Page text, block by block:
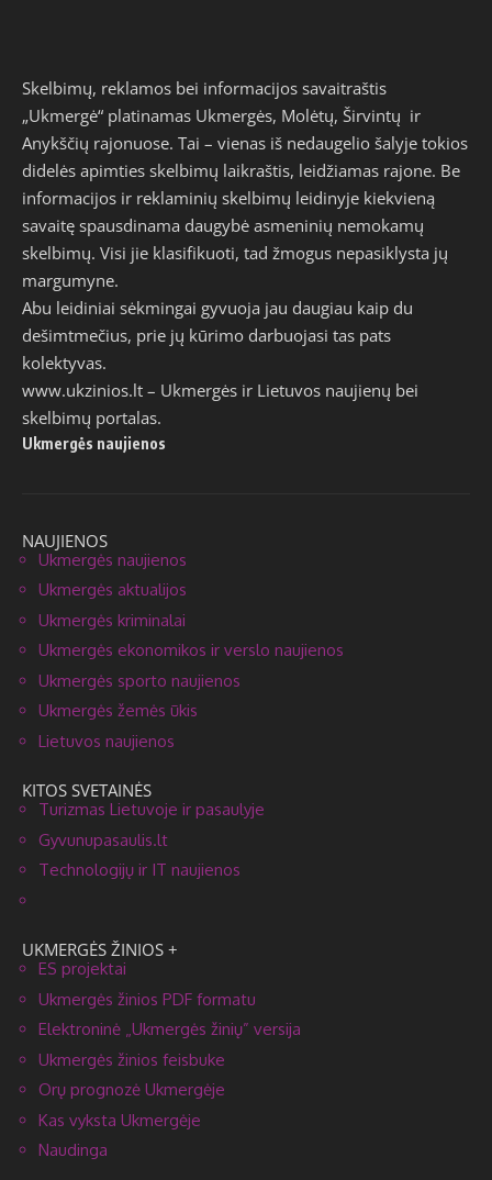
Skelbimų, reklamos bei informacijos savaitraštis
„Ukmergė“ platinamas Ukmergės, Molėtų, Širvintų ir
Anykščių rajonuose. Tai – vienas iš nedaugelio šalyje tokios
didelės apimties skelbimų laikraštis, leidžiamas rajone. Be
informacijos ir reklaminių skelbimų leidinyje kiekvieną
savaitę spausdinama daugybė asmeninių nemokamų
skelbimų. Visi jie klasifikuoti, tad žmogus nepasiklysta jų
margumyne.
Abu leidiniai sėkmingai gyvuoja jau daugiau kaip du
dešimtmečius, prie jų kūrimo darbuojasi tas pats
kolektyvas.
www.ukzinios.lt – Ukmergės ir Lietuvos naujienų bei
skelbimų portalas.
Ukmergės naujienos
NAUJIENOS
Ukmergės naujienos
Ukmergės aktualijos
Ukmergės kriminalai
Ukmergės ekonomikos ir verslo naujienos
Ukmergės sporto naujienos
Ukmergės žemės ūkis
Lietuvos naujienos
KITOS SVETAINĖS
Turizmas Lietuvoje ir pasaulyje
Gyvunupasaulis.lt
Technologijų ir IT naujienos
UKMERGĖS ŽINIOS +
ES projektai
Ukmergės žinios PDF formatu
Elektroninė „Ukmergės žinių” versija
Ukmergės žinios feisbuke
Orų prognozė Ukmergėje
Kas vyksta Ukmergėje
Naudinga